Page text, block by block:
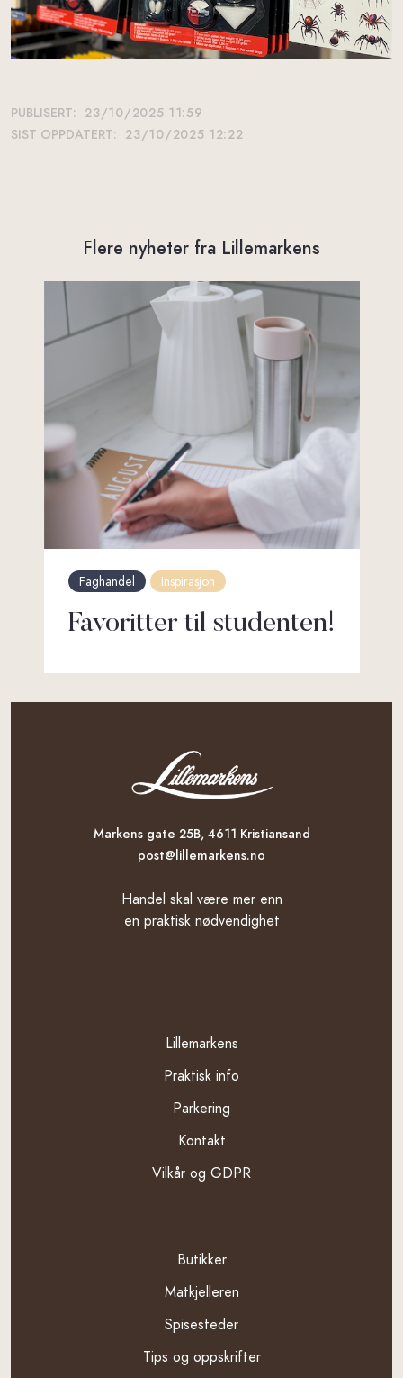
PUBLISERT:
23/10/2025 11:59
SIST OPPDATERT:
23/10/2025 12:22
Flere nyheter fra Lillemarkens
Faghandel Inspirasjon
Favoritter til studenten!
Markens gate 25B, 4611 Kristiansand
post@lillemarkens.no
Handel skal være mer enn
en praktisk nødvendighet
Lillemarkens
Praktisk info
Parkering
Kontakt
Vilkår og GDPR
Butikker
Matkjelleren
Spisesteder
Tips og oppskrifter